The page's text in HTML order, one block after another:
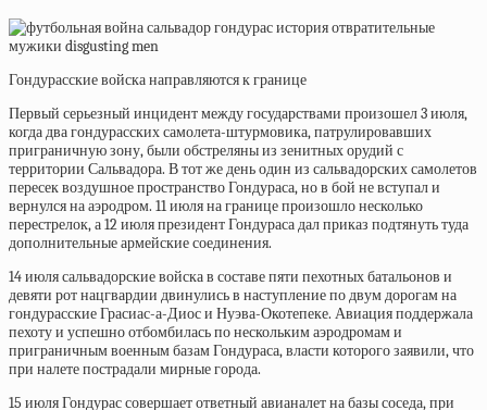
Гондурасские войска направляются к границе
Первый серьезный инцидент между государствами произошел3 июля,
когда два гондурасских самолета-штурмовика, патрулировавших
приграничную зону, были обстреляны из зенитных орудий с
территории Сальвадора. В тот же день один из сальвадорских самолетов
пересек воздушное пространство Гондураса, но в бой не вступал и
вернулся на аэродром. 11 июля на границе произошло несколько
перестрелок, а 12 июля президент Гондураса дал приказ подтянуть туда
дополнительные армейские соединения.
14 июля сальвадорские войска в составе пяти пехотных батальонов и
девяти рот нацгвардии двинулись в наступление по двум дорогам на
гондурасские Грасиас-а-Диос и Нуэва-Окотепеке. Авиация поддержала
пехоту и успешно отбомбилась по нескольким аэродромам и
приграничным военным базам Гондураса, власти которого заявили, что
при налете пострадали мирные города.
15 июля Гондурас совершает ответный авианалет на базы соседа, при